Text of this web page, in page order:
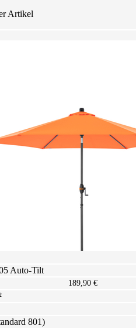
über Bodenhülse (im Erdreich
Trolley 50 kg (hochwertiger
Artikel
Auto-Tilt
189,90 €
801)